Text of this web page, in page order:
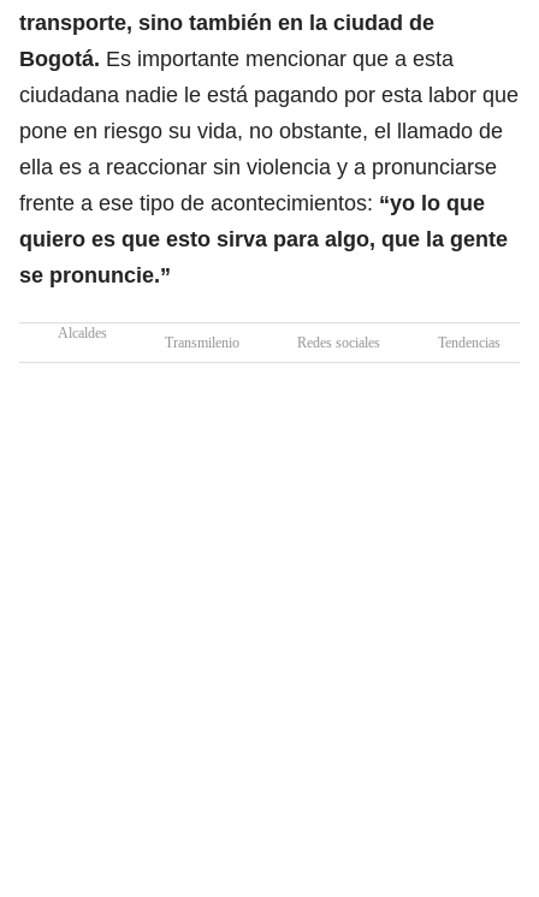
transporte, sino también en la ciudad de
Bogotá. Es importante mencionar que a esta
ciudadana nadie le está pagando por esta labor que
pone en riesgo su vida, no obstante, el llamado de
ella es a reaccionar sin violencia y a pronunciarse
frente a ese tipo de acontecimientos: “yo lo que
quiero es que esto sirva para algo, que la gente
se pronuncie.”
Alcaldes
Transmilenio Redes sociales Tendencias